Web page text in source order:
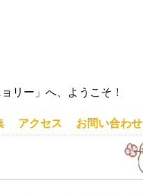
リー」へ、ようこそ！
アクセス お問い合わせ